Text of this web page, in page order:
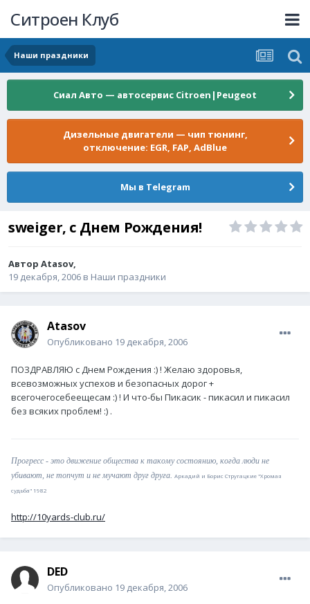
Ситроен Клуб
Наши праздники
Сиал Авто — автосервис Citroen|Peugeot
Дизельные двигатели — чип тюнинг,
отключение: EGR, FAP, AdBlue
Мы в Telegram
sweiger, с Днем Рождения!
Автор Atasov,
19 декабря, 2006 в Наши праздники
Atasov
Опубликовано 19 декабря, 2006
ПОЗДРАВЛЯЮ с Днем Рождения :) ! Желаю здоровья,
всевозможных успехов и безопасных дорог +
всегочегосебеещесам :) ! И что-бы Пикасик - пикасил и пикасил
без всяких проблем! :) .
Прогресс - это движение общества к такому состоянию, когда люди не
убивают, не топчут и не мучают друг друга. Аркадий и Борис Стругацкие "Хромая
судьба" 1982
http://10yards-club.ru/
DED
Опубликовано 19 декабря, 2006